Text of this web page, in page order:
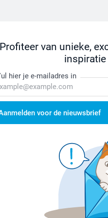
Profiteer van unieke,
hier je e-mailadres in
voor de nieuwsbrief